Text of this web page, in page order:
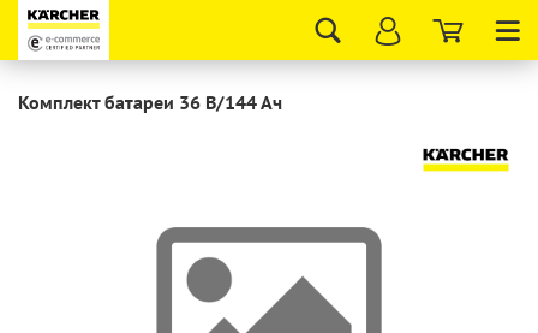
Комплект батареи 36 В/144 Ач